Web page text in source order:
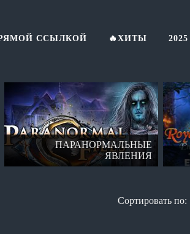
ПАРАНОРМАЛЬНЫЕ
ЯВЛЕНИЯ
ССЫЛКОЙ 🔥ХИТЫ 2025